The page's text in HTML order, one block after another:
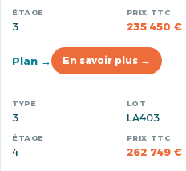
3 235 450 €
Plan → En savoir plus →
3 LA403
4 262 749 €